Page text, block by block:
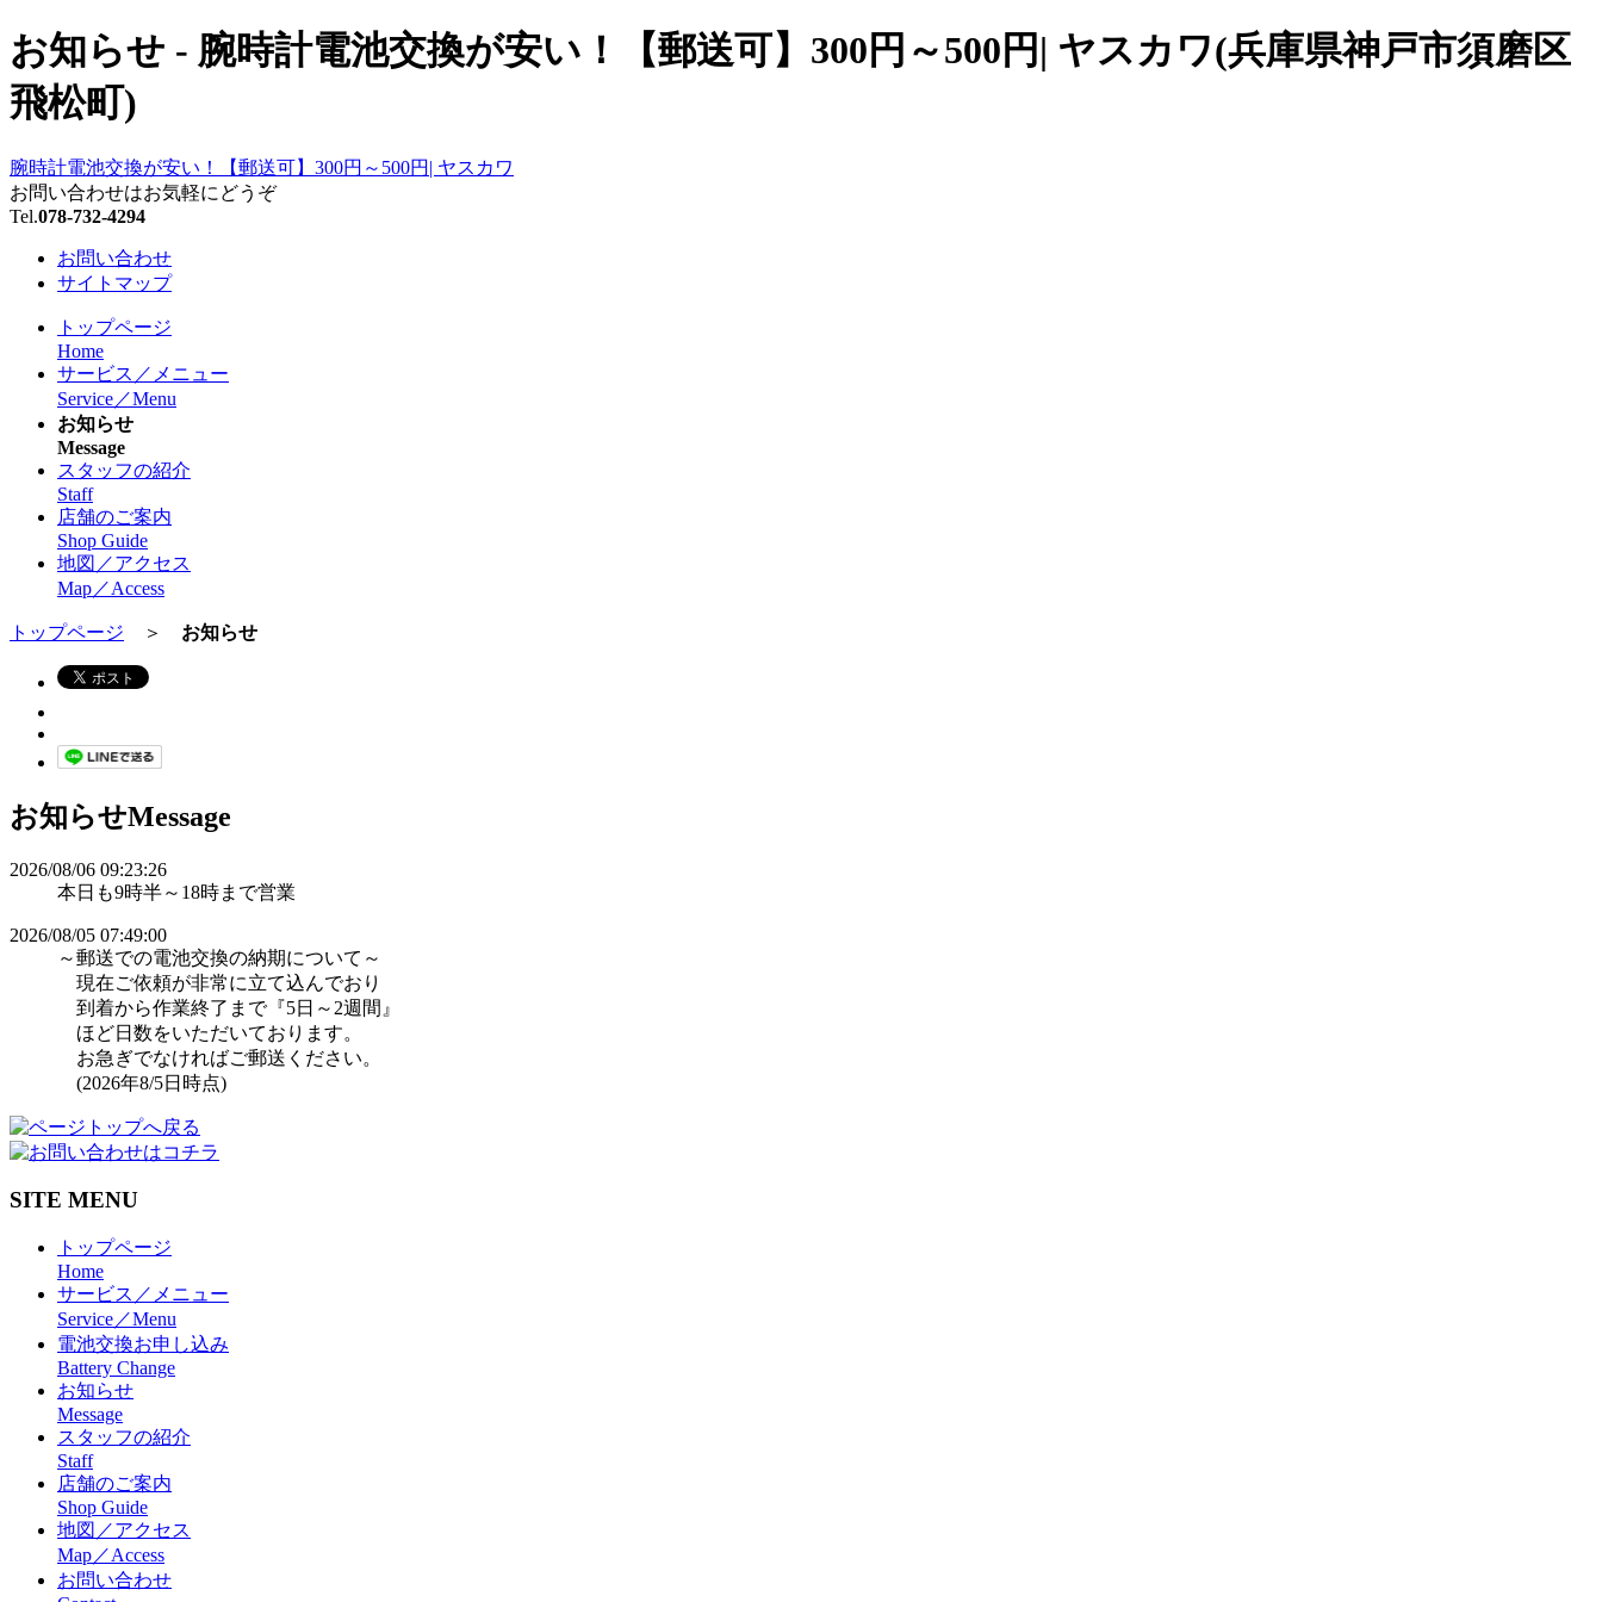
お知らせ - 腕時計電池交換が安い！【郵送可】300円～500円| ヤスカワ(兵庫県神戸市須磨区
飛松町)
腕時計電池交換が安い！【郵送可】300円～500円| ヤスカワ
お問い合わせはお気軽にどうぞ
Tel.078-732-4294
お問い合わせ
サイトマップ
トップページ
Home
サービス／メニュー
Service／Menu
お知らせ
Message
スタッフの紹介
Staff
店舗のご案内
Shop Guide
地図／アクセス
Map／Access
トップページ ＞ お知らせ
お知らせMessage
2026/08/06 09:23:26
本日も9時半～18時まで営業
2026/08/05 07:49:00
～郵送での電池交換の納期について～
現在ご依頼が非常に立て込んでおり
到着から作業終了まで『5日～2週間』
ほど日数をいただいております。
お急ぎでなければご郵送ください。
(2026年8/5日時点)
SITE MENU
トップページ
Home
サービス／メニュー
Service／Menu
電池交換お申し込み
Battery Change
お知らせ
Message
スタッフの紹介
Staff
店舗のご案内
Shop Guide
地図／アクセス
Map／Access
お問い合わせ